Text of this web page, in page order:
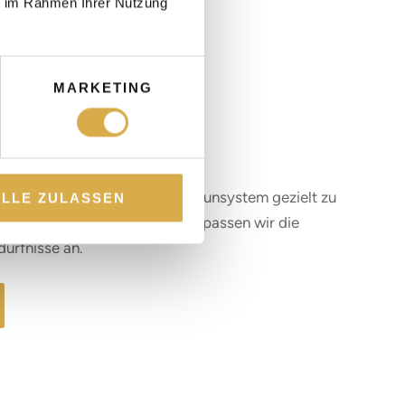
MARKETING
ZULASSEN
Vitalität
effektive Methode, Ihr Immunsystem gezielt zu
zu stärken. Im Drip Spa passen wir die
an.